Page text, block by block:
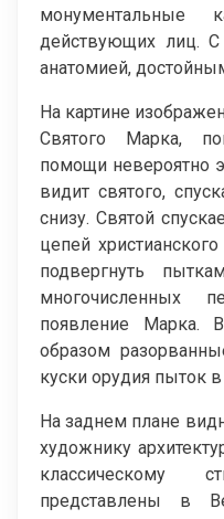
монументальные
действующих лиц.
анатомией,
На картине
Святого Марка,
помощи невероятно
видит святого,
снизу. Святой
цепей
подвергнуть
многочисленных
появление Марка.
образом
куски орудия пыток
На заднем плане
художнику
классическому
представлены в